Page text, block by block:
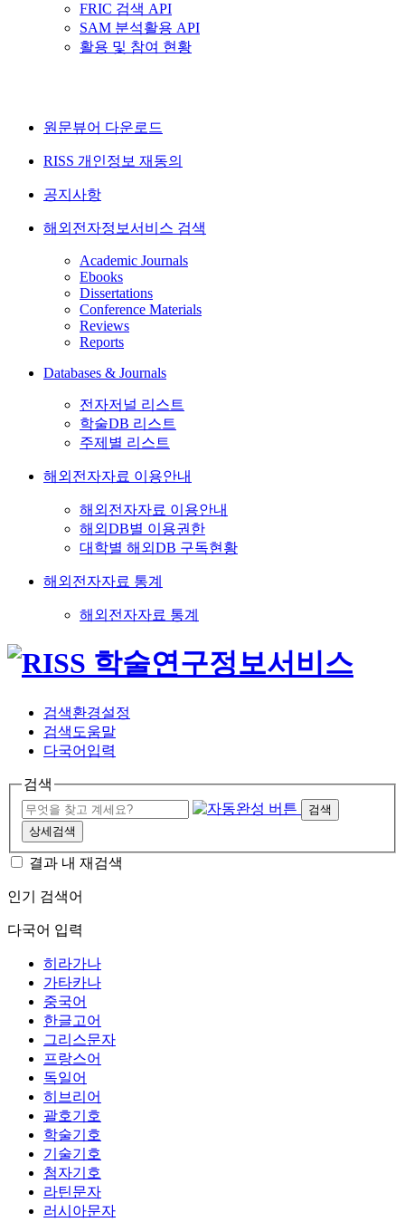
FRIC 검색 API
SAM 분석활용 API
활용 및 참여 현황
원문뷰어 다운로드
RISS 개인정보 재동의
공지사항
해외전자정보서비스 검색
Academic Journals
Ebooks
Dissertations
Conference Materials
Reviews
Reports
Databases & Journals
전자저널 리스트
학술DB 리스트
주제별 리스트
해외전자자료 이용안내
해외전자자료 이용안내
해외DB별 이용권한
대학별 해외DB 구독현황
해외전자자료 통계
해외전자자료 통계
검색환경설정
검색도움말
다국어입력
검색
검색
상세검색
결과 내 재검색
인기 검색어
다국어 입력
히라가나
가타카나
중국어
한글고어
그리스문자
프랑스어
독일어
히브리어
괄호기호
학술기호
기술기호
첨자기호
라틴문자
러시아문자